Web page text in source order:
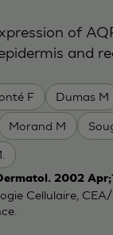
F Dumas M
Morand M
of
and
2002
Cellulaire,